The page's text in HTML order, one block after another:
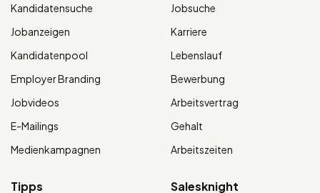
Kandidatensuche
Jobanzeigen
Kandidatenpool
Employer Branding
Jobvideos
E-Mailings
Medienkampagnen
Jobsuche
Karriere
Lebenslauf
Bewerbung
Arbeitsvertrag
Gehalt
Arbeitszeiten
Tipps Salesknight